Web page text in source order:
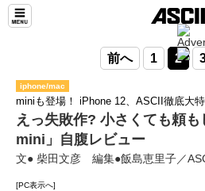
前へ 1 2
iphone/mac
miniも登場！ iPhone 12、ASCII徹底大
えっ失敗作? 小さくても頼
mini」自腹レビュー
文● 柴田文彦 編集●飯島恵里子／
[PC表示へ]